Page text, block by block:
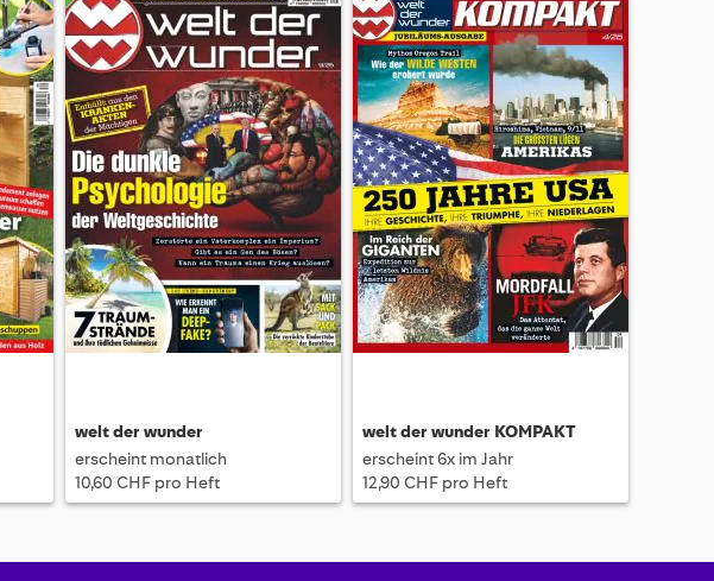
welt der wunder
erscheint monatlich
10,60 CHF pro Heft
welt der wunder KOMPAKT
erscheint 6x im Jahr
12,90 CHF pro Heft